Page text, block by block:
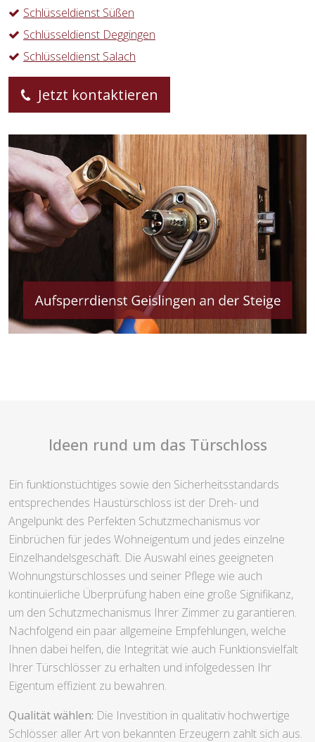
Schlüsseldienst Süßen
Schlüsseldienst Deggingen
Schlüsseldienst Salach
Jetzt kontaktieren
Ideen rund um das Türschloss
Ein funktionstüchtiges sowie den Sicherheitsstandards
entsprechendes Haustürschloss ist der Dreh- und
Angelpunkt des Perfekten Schutzmechanismus vor
Einbrüchen für jedes Wohneigentum und jedes einzelne
Einzelhandelsgeschäft. Die Auswahl eines geeigneten
Wohnungstürschlosses und seiner Pflege wie auch
kontinuierliche Überprüfung haben eine große Signifikanz,
um den Schutzmechanismus Ihrer Zimmer zu garantieren.
Nachfolgend ein paar allgemeine Empfehlungen, welche
Ihnen dabei helfen, die Integrität wie auch Funktionsvielfalt
Ihrer Türschlösser zu erhalten und infolgedessen Ihr
Eigentum effizient zu bewahren.
Qualität wählen: Die Investition in qualitativ hochwertige
Schlösser aller Art von bekannten Erzeugern zahlt sich aus.